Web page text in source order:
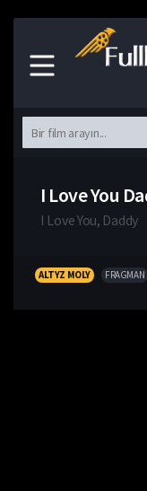
I Love You
I Love You, Daddy
ALTYZ MOLY FRAGMAN